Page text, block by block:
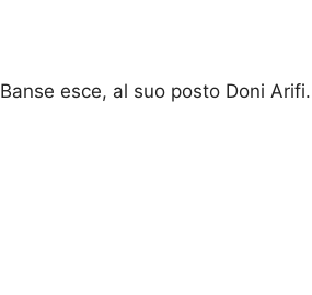
esce, al suo posto Doni Arifi.